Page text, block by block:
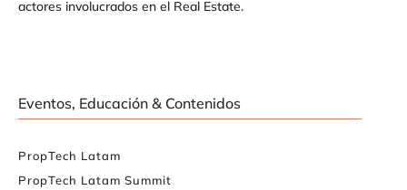
actores involucrados en el Real Estate.
Eventos, Educación & Contenidos
PropTech Latam
PropTech Latam Summit